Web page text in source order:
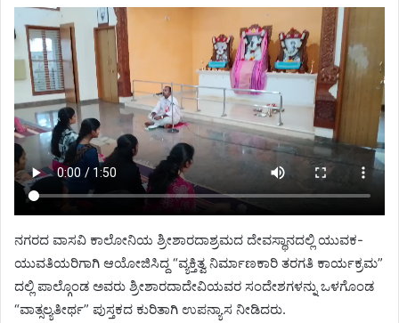
ನಗರದ ವಾಸವಿ ಕಾಲೋನಿಯ ಶ್ರೀಶಾರದಾಶ್ರಮದ ದೇವಸ್ಥಾನದಲ್ಲಿ ಯುವಕ-
ಯುವತಿಯರಿಗಾಗಿ ಆಯೋಜಿಸಿದ್ದ “ವ್ಯಕ್ತಿತ್ವ ನಿರ್ಮಾಣಕಾರಿ ತರಗತಿ ಕಾರ್ಯಕ್ರಮ”
ದಲ್ಲಿ ಪಾಲ್ಗೊಂಡ ಅವರು ಶ್ರೀಶಾರದಾದೇವಿಯವರ ಸಂದೇಶಗಳನ್ನು ಒಳಗೊಂಡ
“ವಾತ್ಸಲ್ಯತೀರ್ಥ” ಪುಸ್ತಕದ ಕುರಿತಾಗಿ ಉಪನ್ಯಾಸ ನೀಡಿದರು.